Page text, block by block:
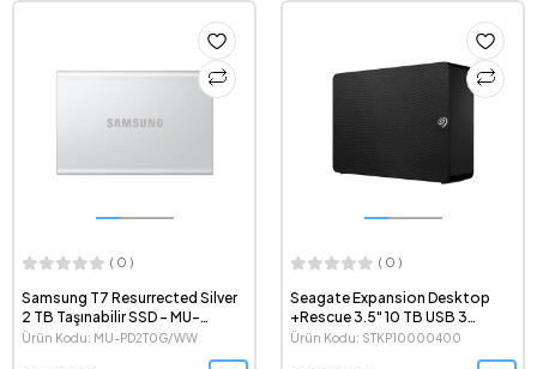
( 0 )
Samsung T7 Resurrected Silver
2 TB Taşınabilir SSD - MU-
PD2T0G/WW
Ürün Kodu: MU-PD2T0G/WW
( 0 )
Seagate Expansion Desktop
+Rescue 3.5" 10 TB USB 3
Masaüstü Harici Harddisk -
Ürün Kodu: STKP10000400